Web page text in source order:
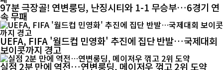
97분 극장골! 연변룽딩, 난징시티와 1-1 무승부…6경기 연
속 무패
UEFA, FIFA '월드컵 민영화' 추진에 집단 반발…국제대회
보이콧까지 경고
실점 2분 만에 역전…연변룽딩, 메이저우 꺾고 2위 도약